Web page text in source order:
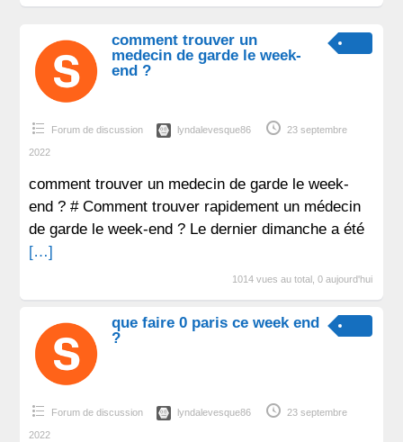
comment trouver un
medecin de garde le week-
end ?
Forum de discussion lyndalevesque86 23 septembre
2022
comment trouver un medecin de garde le week-
end ? # Comment trouver rapidement un médecin
de garde le week-end ? Le dernier dimanche a été
[…]
1014 vues au total, 0 aujourd'hui
que faire 0 paris ce week end
?
Forum de discussion lyndalevesque86 23 septembre
2022